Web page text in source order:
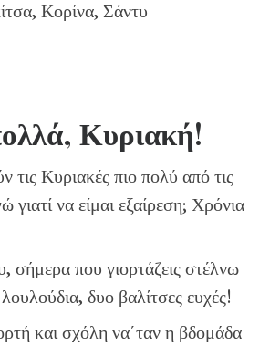
Κορίνα, Σάντυ
Κυριακή!
τις Κυριακές πιο πολύ από τις
γιατί να είμαι εξαίρεση; Χρόνια
σήμερα που γιορτάζεις στέλνω
δυο βαλίτσες ευχές!
και σχόλη να΄ταν η βδομάδα